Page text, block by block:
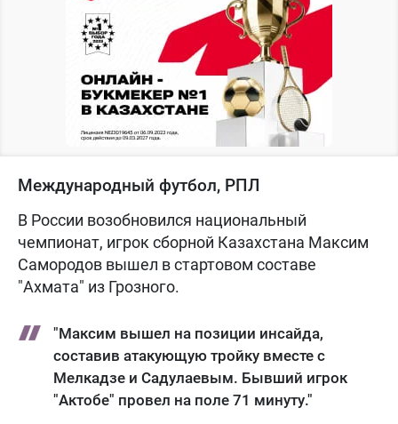
Международный футбол, РПЛ
В России возобновился национальный
чемпионат, игрок сборной Казахстана Максим
Самородов вышел в стартовом составе
"Ахмата" из Грозного.
"Максим вышел на позиции инсайда,
составив атакующую тройку вместе с
Мелкадзе и Садулаевым. Бывший игрок
"Актобе" провел на поле 71 минуту."